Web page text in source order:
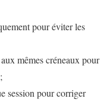
pour éviter les
mêmes créneaux pour
session pour corriger